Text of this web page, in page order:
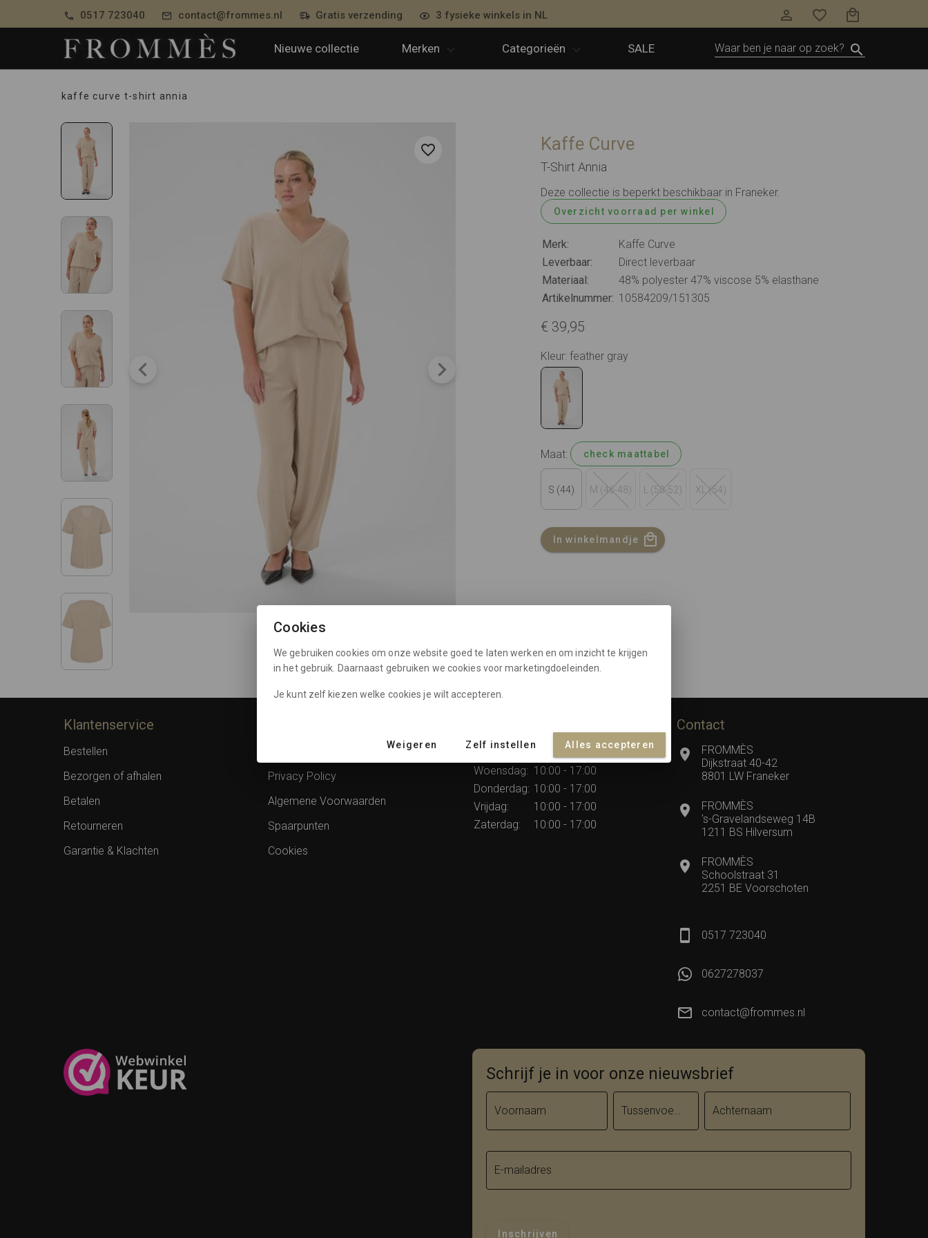
0517 723040 contact@frommes.nl Gratis verzending 3 fysieke winkels in NL
Nieuwe collectie Merken Categorieën SALE
kaffe curve t-shirt annia
Kaffe Curve
T-Shirt Annia
Deze collectie is beperkt beschikbaar in Franeker.
Overzicht voorraad per winkel
Merk:
Kaffe Curve
Leverbaar:
Direct leverbaar
Materiaal:
48% polyester 47% viscose 5% elasthane
Artikelnummer: 10584209/151305
€ 39,95
Kleur: feather gray
Maat: check maattabel
S (44) M (46-48) L (50-52) XL (54)
In winkelmandje
Klantenservice
Bestellen
Bezorgen of afhalen
Betalen
Retourneren
Garantie & Klachten
Privacy Policy
Algemene Voorwaarden
Spaarpunten
Cookies
Dinsdag:
10:00 - 17:00
Woensdag: 10:00 - 17:00
Donderdag: 10:00 - 17:00
Vrijdag:
10:00 - 17:00
Zaterdag:
10:00 - 17:00
Contact
FROMMÈS
Dijkstraat 40-42
8801 LW Franeker
FROMMÈS
's-Gravelandseweg 14B
1211 BS Hilversum
FROMMÈS
Schoolstraat 31
2251 BE Voorschoten
0517 723040
0627278037
contact@frommes.nl
Schrijf je in voor onze nieuwsbrief
Voornaam Achternaam
E-mailadres
Inschrijven
Cookies
We gebruiken cookies om onze website goed te laten werken en om inzicht te krijgen
in het gebruik. Daarnaast gebruiken we cookies voor marketingdoeleinden.
Je kunt zelf kiezen welke cookies je wilt accepteren.
Weigeren Zelf instellen Alles accepteren